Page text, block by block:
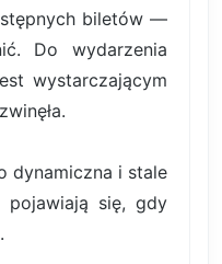
biletów —
Do wydarzenia
wystarczającym
dynamiczna i stale
pojawiają się, gdy